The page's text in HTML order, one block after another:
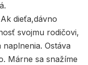
dieťa,dávno
svojmu rodičovi,
Ostáva
Márne sa snažíme